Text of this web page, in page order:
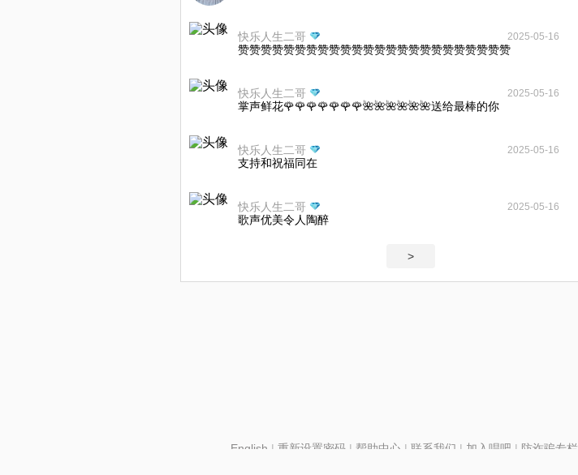
快乐人生二哥 2025-05-16
赞赞赞赞赞赞赞赞赞赞赞赞赞赞赞赞赞赞赞赞赞赞赞赞
快乐人生二哥 2025-05-16
掌声鲜花🌹🌹🌹🌹🌹🌹🌹🌺🌺🌺🌺🌺🌺送给最棒的你
快乐人生二哥 2025-05-16
支持和祝福同在
快乐人生二哥 2025-05-16
歌声优美令人陶醉
>
English | 重新设置密码| 帮助中心 | 联系我们 | 加入唱吧 | 防诈骗专栏